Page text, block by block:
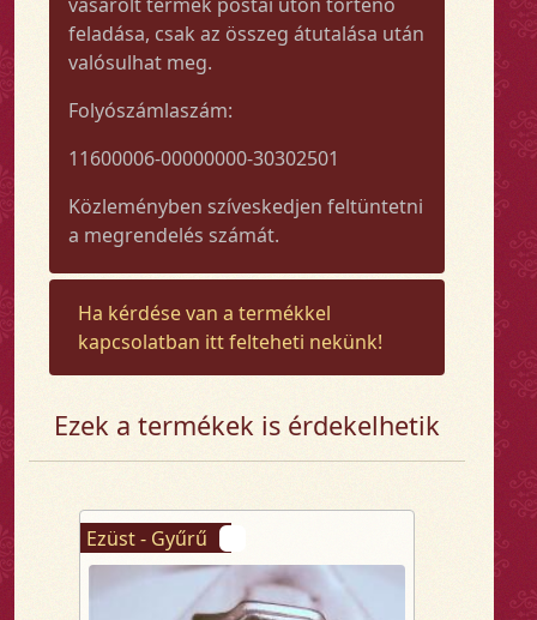
feladása, csak az összeg átutalása után
valósulhat meg.
Folyószámlaszám:
11600006-00000000-30302501
Közleményben szíveskedjen feltüntetni
a megrendelés számát.
Ha kérdése van a termékkel
kapcsolatban itt felteheti nekünk!
Ezek a termékek is érdekelhetik
Ezüst - Gyűrű